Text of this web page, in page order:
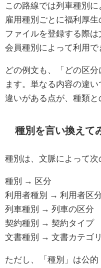
この路線では列車種別
雇用種別ごとに福利厚
ファイルを登録する際
会員種別によって利用
どの例文も、「どの区
ます。単なる内容の違
違いがある点が、種類と
種別を言い換えて
種別は、文脈によって次
種別 → 区分
利用者種別 → 利用者区
列車種別 → 列車の区分
契約種別 → 契約タイプ
文書種別 → 文書カテゴリ
ただし、「種別」は公